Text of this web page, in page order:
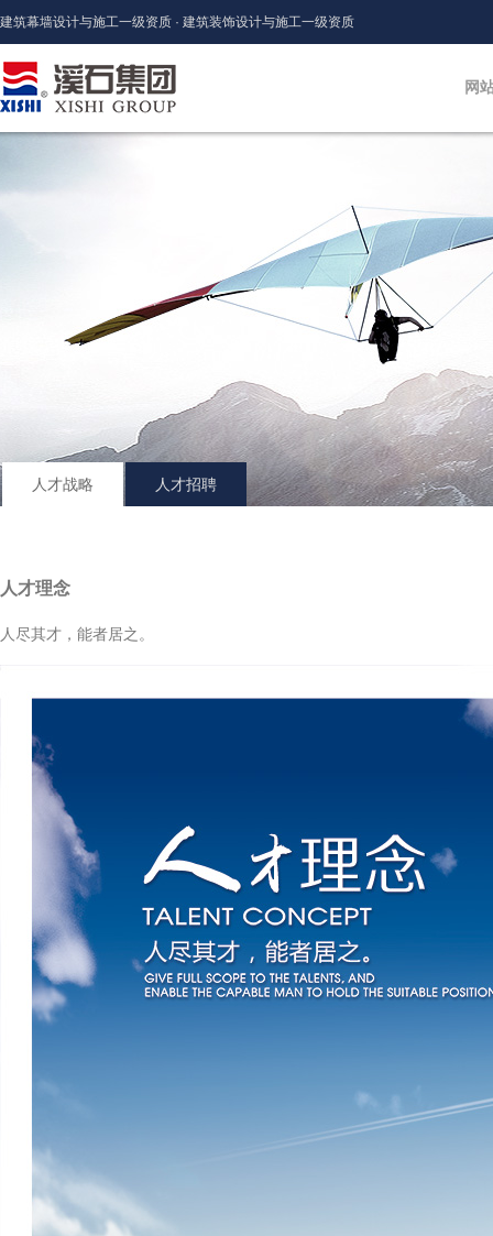
建筑幕墙设计与施工一级资质 · 建筑装饰设计与施工一级资质
网
人才战略 人才招聘
人才理念
人尽其才，能者居之。